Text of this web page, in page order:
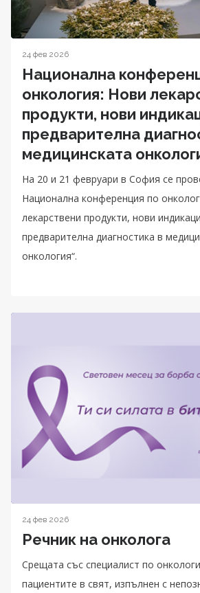
24 фев 2026
Национална
онкология: Нови
продукти, нови
предварителна
медицинската
На 20 и 21 февруари в София се
Национална конференция по
лекарствени продукти, нови
предварителна диагностика в
онкология“.
24 фев 2026
Речник на онколога
Срещата със специалист по
пациентите в свят, изпълнен с